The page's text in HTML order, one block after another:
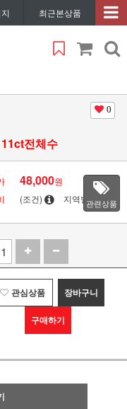
최근본상품
0
전체수
48,000원
(조건) 지역별관련상품
관심상품 장바구니
구매하기